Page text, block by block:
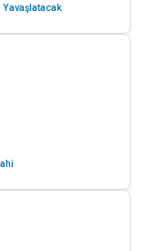
Yavaşlatacak